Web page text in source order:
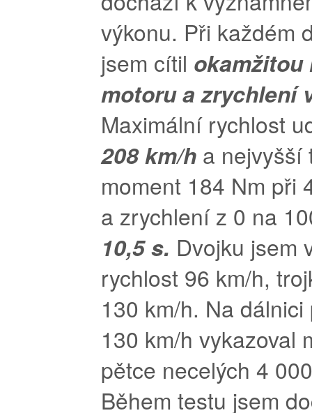
výkonu. Při každém
jsem cítil okamžitou
motoru a zrychlení
Maximální rychlost
208 km/h a nejvyšší
moment 184 Nm při
a zrychlení z 0 na
10,5 s. Dvojku jsem
rychlost 96 km/h,
130 km/h. Na
130 km/h vykazoval
pětce necelých 4
Během testu jsem